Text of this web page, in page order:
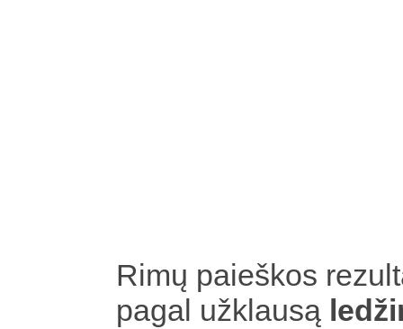
Rimų paieškos
pagal užklausą